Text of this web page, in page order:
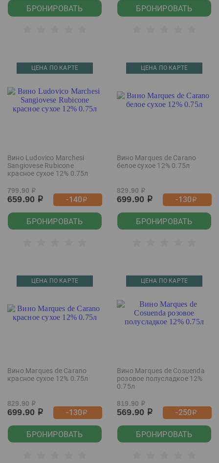
БРОНИРОВАТЬ БРОНИРОВАТЬ
ЦЕНА ПО КАРТЕ
Вино Ludovico Marchesi
Sangiovese Rubicone
красное сухое 12% 0.75л
799.90 р
659.90 р -140р
БРОНИРОВАТЬ
ЦЕНА ПО КАРТЕ
Вино Marques de Carano
белое сухое 12% 0.75л
829.90 р
699.90 р -130р
БРОНИРОВАТЬ
ЦЕНА ПО КАРТЕ
Вино Marques de Carano
красное сухое 12% 0.75л
829.90 р
699.90 р -130р
БРОНИРОВАТЬ
ЦЕНА ПО КАРТЕ
Вино Marques de Cosuenda
розовое полусладкое 12%
0.75л
819.90 р
569.90 р -250р
БРОНИРОВАТЬ